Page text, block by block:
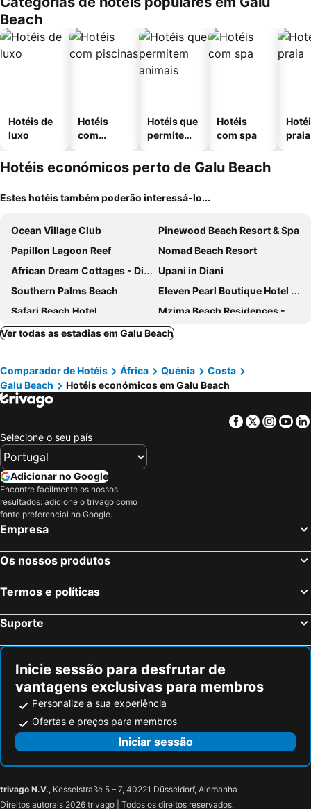
Beach
Hotéis de
luxo
Hotéis
com
Hotéis que
permitem
Hotéis
com spa
praia
Hotéis económicos perto de Galu Beach
Estes hotéis também poderão interessá-lo...
Ocean Village Club
Pinewood Beach Resort & Spa
Papillon Lagoon Reef
Nomad Beach Resort
African Dream Cottages - Diani Beach
Upani in Diani
Southern Palms Beach
Eleven Pearl Boutique Hotel & Spa
Safari Beach Hotel
Mzima Beach Residences - Diani Beach
Pinewood Beach Resort and Spa
Sonrisa Villas
Kinondo Kwetu
Villa Turquoise
Boxo Diani
Blue Marlin Beach Hotel
Soul Breeze Beach Resort
Diani Bay
Amkia Villas Diani
Seaclusion Diani
PrideInn Hotel Diani
Hotel AfroChic Diani Beach
Micmoll Paradise Xperience
Kaskazi Beach Hotel
Ver todas as estadias em Galu Beach
Comparador de Hotéis África Quénia
Costa
Galu Beach
Hotéis económicos em Galu Beach
Facebook
Twitter
Selecione o seu país
Adicionar no Google
Encontre facilmente os nossos
resultados: adicione o trivago como
fonte preferencial no Google.
Empresa
Os nossos produtos
Termos e políticas
Suporte
Inicie sessão para desfrutar de
vantagens exclusivas para membros
Personalize a sua experiência
Ofertas e preços para membros
Iniciar sessão
trivago N.V., Kesselstraße 5 – 7, 40221 Düsseldorf, Alemanha
Direitos autorais 2026 trivago | Todos os direitos reservados.